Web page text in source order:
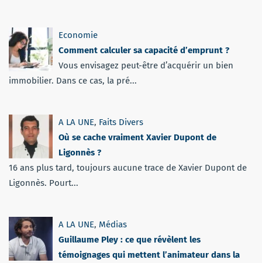
Economie
Comment calculer sa capacité d’emprunt ?
Vous envisagez peut-être d’acquérir un bien
immobilier. Dans ce cas, la pré...
A LA UNE, Faits Divers
Où se cache vraiment Xavier Dupont de
Ligonnès ?
16 ans plus tard, toujours aucune trace de Xavier Dupont de
Ligonnès. Pourt...
A LA UNE, Médias
Guillaume Pley : ce que révèlent les
témoignages qui mettent l’animateur dans la